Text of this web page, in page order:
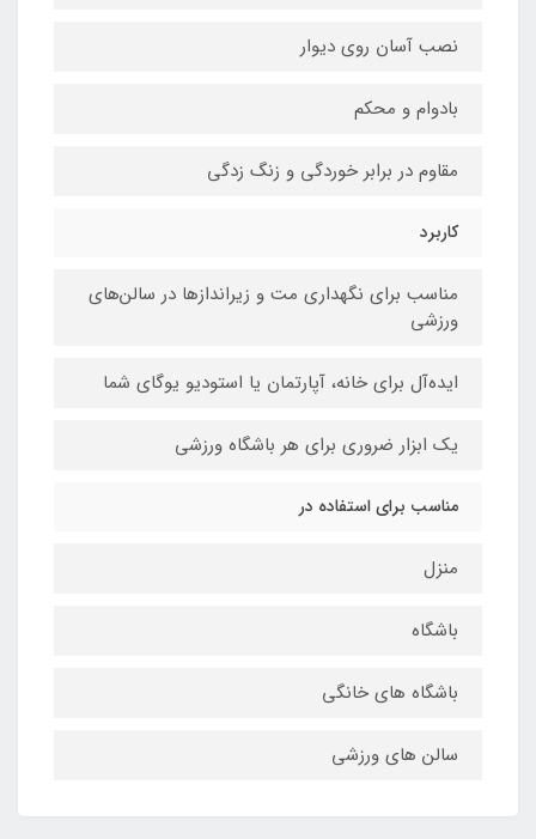
نصب آسان روی دیوار
بادوام و محکم
مقاوم در برابر خوردگی و زنگ زدگی
کاربرد
مناسب برای نگهداری مت و زیراندازها در سالن‌های
ورزشی
ایده‌آل برای خانه، آپارتمان یا استودیو یوگای شما
یک ابزار ضروری برای هر باشگاه ورزشی
مناسب برای استفاده در
منزل
باشگاه
باشگاه های خانگی
سالن های ورزشی